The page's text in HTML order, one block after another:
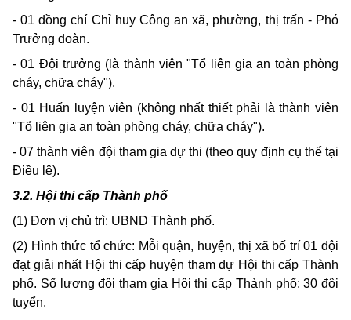
- 01 đồng chí Chỉ huy Công an xã, phường, thị trấn - Phó
Trưởng đoàn.
- 01 Đội trưởng (là thành viên "Tổ liên gia an toàn phòng
cháy, chữa cháy").
- 01 Huấn luyện viên (không nhất thiết phải là thành viên
"Tổ liên gia an toàn phòng cháy, chữa cháy").
- 07 thành viên đội tham gia dự thi (theo quy định cụ thể tại
Điều lệ).
3.2. Hội thi cấp Thành phố
(1) Đơn vị chủ trì: UBND Thành phố.
(2) Hình thức tổ chức: Mỗi quận, huyện, thị xã bố trí 01 đội
đạt giải nhất Hội thi cấp huyện tham dự Hội thi cấp Thành
phố. Số lượng đội tham gia Hội thi cấp Thành phố: 30 đội
tuyển.